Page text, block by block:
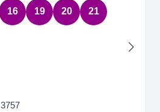
16 19 20 21
3757